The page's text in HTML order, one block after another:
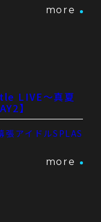
more
LIVE～真夏
】
アイドルSPLAS
more